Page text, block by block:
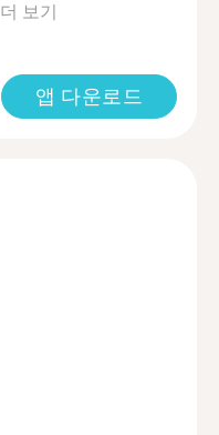
더 보기
앱 다운로드